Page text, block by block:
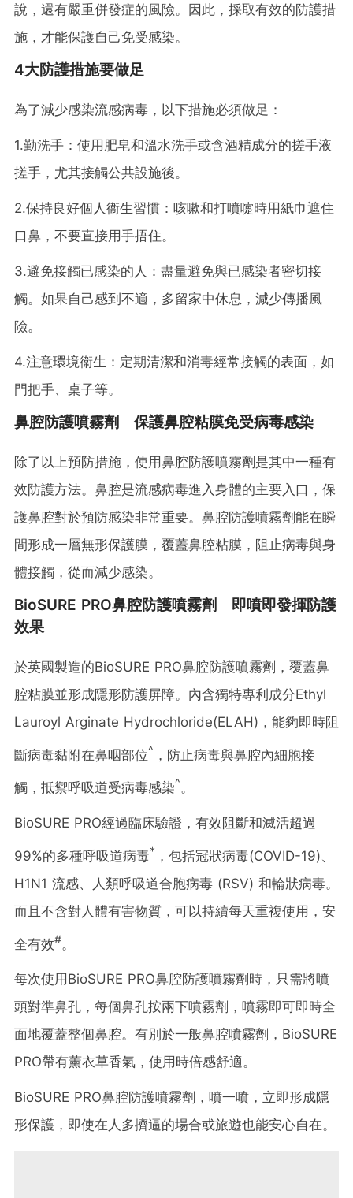
說，還有嚴重併發症的風險。因此，採取有效的防護措
施，才能保護自己免受感染。
4大防護措施要做足
為了減少感染流感病毒，以下措施必須做足：
1.勤洗手：使用肥皂和溫水洗手或含酒精成分的搓手液
搓手，尤其接觸公共設施後。
2.保持良好個人衞生習慣：咳嗽和打噴嚏時用紙巾遮住
口鼻，不要直接用手捂住。
3.避免接觸已感染的人：盡量避免與已感染者密切接
觸。如果自己感到不適，多留家中休息，減少傳播風
險。
4.注意環境衞生：定期清潔和消毒經常接觸的表面，如
門把手、桌子等。
鼻腔防護噴霧劑 保護鼻腔粘膜免受病毒感染
除了以上預防措施，使用鼻腔防護噴霧劑是其中一種有
效防護方法。鼻腔是流感病毒進入身體的主要入口，保
護鼻腔對於預防感染非常重要。鼻腔防護噴霧劑能在瞬
間形成一層無形保護膜，覆蓋鼻腔粘膜，阻止病毒與身
體接觸，從而減少感染。
BioSURE PRO鼻腔防護噴霧劑 即噴即發揮防護
效果
於英國製造的BioSURE PRO鼻腔防護噴霧劑，覆蓋鼻
腔粘膜並形成隱形防護屏障。內含獨特專利成分Ethyl
Lauroyl Arginate Hydrochloride(ELAH)，能夠即時阻
斷病毒黏附在鼻咽部位^ ，防止病毒與鼻腔內細胞接
觸，抵禦呼吸道受病毒感染^。
BioSURE PRO經過臨床驗證，有效阻斷和滅活超過
99%的多種呼吸道病毒* ，包括冠狀病毒(COVID-19)、
H1N1 流感、人類呼吸道合胞病毒 (RSV) 和輪狀病毒。
而且不含對人體有害物質，可以持續每天重複使用，安
全有效#。
每次使用BioSURE PRO鼻腔防護噴霧劑時，只需將噴
頭對準鼻孔，每個鼻孔按兩下噴霧劑，噴霧即可即時全
面地覆蓋整個鼻腔。有別於一般鼻腔噴霧劑，BioSURE
PRO帶有薰衣草香氣，使用時倍感舒適。
BioSURE PRO鼻腔防護噴霧劑，噴一噴，立即形成隱
形保護，即使在人多擠逼的場合或旅遊也能安心自在。